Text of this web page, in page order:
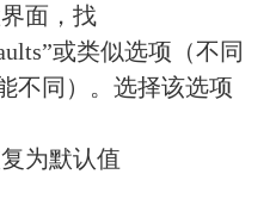
面，找
或类似选项（不同
不同）。选择该选项
为默认值